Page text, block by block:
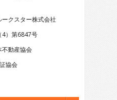
クスター株式会社
4）第6847号
不動産協会
協会